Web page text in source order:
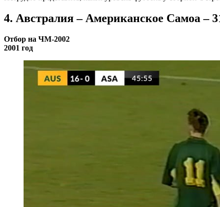
4. Австралия – Американское Самоа –
Отбор на ЧМ-2002
2001 год